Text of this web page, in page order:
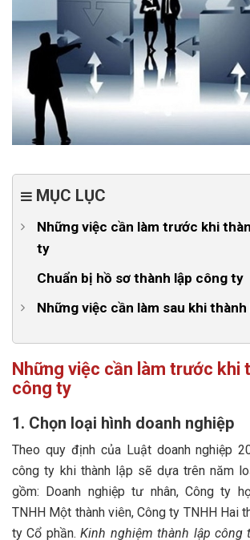
MỤC LỤC
Những việc cần làm trước khi
ty
1. Chọn loại hình doanh nghiệp
2. Chọn tên công ty
4. Chọn địa chỉ đặt trụ sở
5. Chuẩn bị vốn điều lệ
6. Chọn người đại diện
Chuẩn bị hồ sơ thành lập công ty
Những việc cần làm sau khi
2. Công bố nội dung đăng ký doanh
3. Treo bảng hiệu
4. Mở tài khoản ngân hàng và thông
khoản
5. Mua chữ ký số
6. Nộp tờ khai lệ phí môn bài và đóng
Những việc cần làm trước khi
công ty
1. Chọn loại hình doanh nghiệp
Theo quy định của Luật doanh nghiệp
công ty khi thành lập sẽ dựa trên năm
gồm: Doanh nghiệp tư nhân, Công ty
TNHH Một thành viên, Công ty TNHH Hai
ty Cổ phần.Kinh nghiệm thành lập công